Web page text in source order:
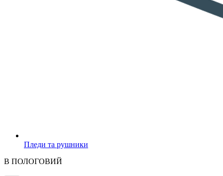
Пледи та рушники
В ПОЛОГОВИЙ